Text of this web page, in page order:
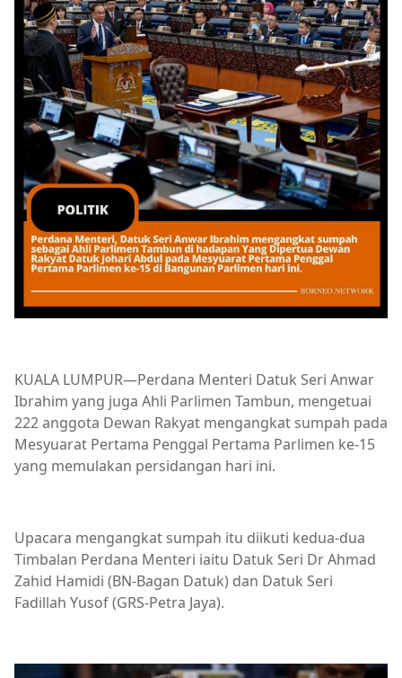
KUALA LUMPUR—Perdana Menteri Datuk Seri Anwar
Ibrahim yang juga Ahli Parlimen Tambun, mengetuai
222 anggota Dewan Rakyat mengangkat sumpah pada
Mesyuarat Pertama Penggal Pertama Parlimen ke-15
yang memulakan persidangan hari ini.
Upacara mengangkat sumpah itu diikuti kedua-dua
Timbalan Perdana Menteri iaitu Datuk Seri Dr Ahmad
Zahid Hamidi (BN-Bagan Datuk) dan Datuk Seri
Fadillah Yusof (GRS-Petra Jaya).